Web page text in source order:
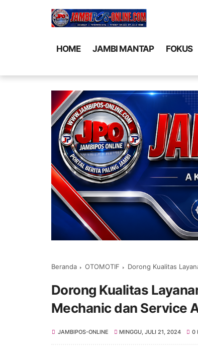
HOME JAMBI MANTAP FOKUS
Beranda OTOMOTIF Dorong Kualitas
Dorong Kualitas
Mechanic dan Service
JAMBIPOS-ONLINE MINGGU, JULI 21, 2024 0